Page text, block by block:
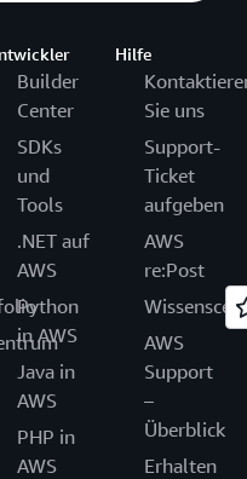
Builder
Center
SDKs
und
Tools
.NET auf
AWS
Python
in AWS
Java in
AWS
PHP in
AWS
Hilfe
Sie uns
Support-
Ticket
aufgeben
AWS
re:Post
AWS
Support
–
Überblick
Erhalten